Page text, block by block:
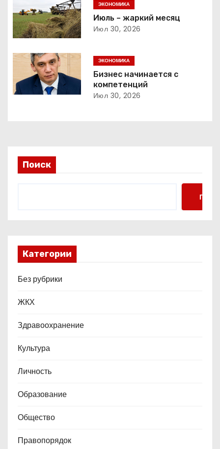
и
я
п
о
з
и
с
ЭКОНОМИКА
Июль – жаркий месяц
Июл 30, 2026
ЭКОНОМИКА
Бизнес начинается с
компетенций
Июл 30, 2026
Поиск
Поиск
Категории
Без рубрики
ЖКХ
Здравоохранение
Культура
Личность
Образование
Общество
Правопорядок